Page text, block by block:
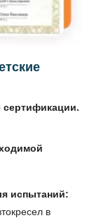
сертификации.
испытаний:
в